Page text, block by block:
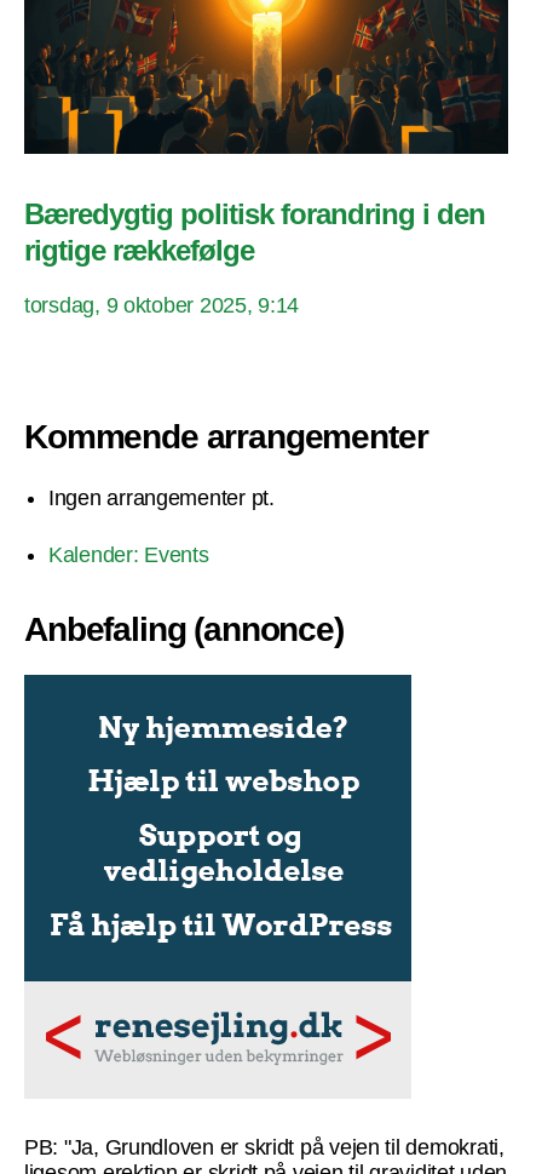
Bæredygtig politisk forandring i den
rigtige rækkefølge
torsdag, 9 oktober 2025, 9:14
Kommende arrangementer
Ingen arrangementer pt.
Kalender: Events
Anbefaling (annonce)
PB: "Ja, Grundloven er skridt på vejen til demokrati,